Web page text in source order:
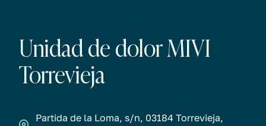
Unidad de dolor MIVI
Torrevieja
Partida de la Loma, s/n, 03184 Torrevieja,